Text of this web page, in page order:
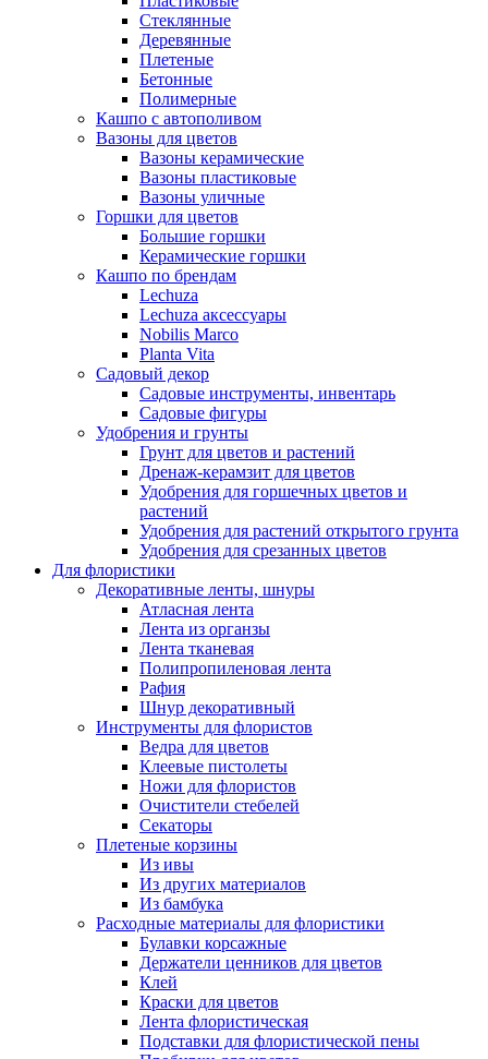
Стеклянные
Деревянные
Плетеные
Бетонные
Полимерные
Кашпо с автополивом
Вазоны для цветов
Вазоны керамические
Вазоны пластиковые
Вазоны уличные
Горшки для цветов
Большие горшки
Керамические горшки
Кашпо по брендам
Lechuza
Lechuza аксессуары
Nobilis Marco
Planta Vita
Садовый декор
Садовые инструменты, инвентарь
Садовые фигуры
Удобрения и грунты
Грунт для цветов и растений
Дренаж-керамзит для цветов
Удобрения для горшечных цветов и
растений
Удобрения для растений открытого грунта
Удобрения для срезанных цветов
Для флористики
Декоративные ленты, шнуры
Атласная лента
Лента из органзы
Лента тканевая
Полипропиленовая лента
Рафия
Шнур декоративный
Инструменты для флористов
Ведра для цветов
Клеевые пистолеты
Ножи для флористов
Очистители стебелей
Секаторы
Плетеные корзины
Из ивы
Из других материалов
Из бамбука
Расходные материалы для флористики
Булавки корсажные
Держатели ценников для цветов
Клей
Краски для цветов
Лента флористическая
Подставки для флористической пены